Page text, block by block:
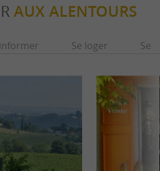
AUX ALENTOURS
Se loger Se